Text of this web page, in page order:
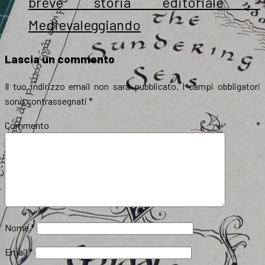
Medievaleggiando
Lascia un commento
Il tuo indirizzo email non sarà pubblicato. I campi obbligatori
sono contrassegnati *
Commento *
Nome*
Email*